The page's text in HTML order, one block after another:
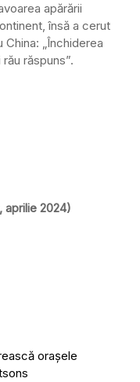
apărării
însă a cerut
„Închiderea
răspuns”.
aprilie 2024)
orașele